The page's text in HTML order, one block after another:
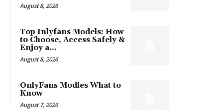
August 8, 2026
Top Inlyfans Models: How
to Choose, Access Safely &
Enjoy a...
August 8, 2026
OnlyFans Modles What to
Know
August 7, 2026